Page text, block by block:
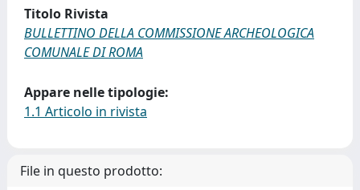
Titolo Rivista
BULLETTINO DELLA COMMISSIONE ARCHEOLOGICA
COMUNALE DI ROMA
Appare nelle tipologie:
1.1 Articolo in rivista
File in questo prodotto: